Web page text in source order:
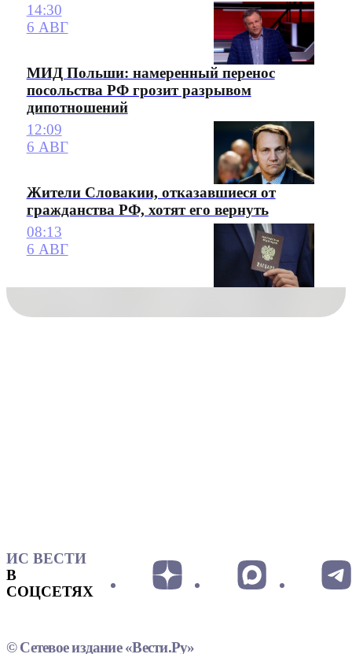
14:30
6 АВГ
МИД Польши: намеренный перенос
посольства РФ грозит разрывом
дипотношений
12:09
6 АВГ
Жители Словакии, отказавшиеся от
гражданства РФ, хотят его вернуть
08:13
6 АВГ
ИС ВЕСТИ
В
СОЦСЕТЯХ
© Сетевое издание «Вести.Ру»